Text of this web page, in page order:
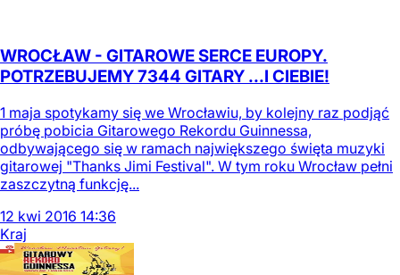
WROCŁAW - GITAROWE SERCE EUROPY.
POTRZEBUJEMY 7344 GITARY ...I CIEBIE!
1 maja spotykamy się we Wrocławiu, by kolejny raz podjąć
próbę pobicia Gitarowego Rekordu Guinnessa,
odbywającego się w ramach największego święta muzyki
gitarowej "Thanks Jimi Festival". W tym roku Wrocław pełni
zaszczytną funkcję...
12 kwi 2016 14:36
Kraj